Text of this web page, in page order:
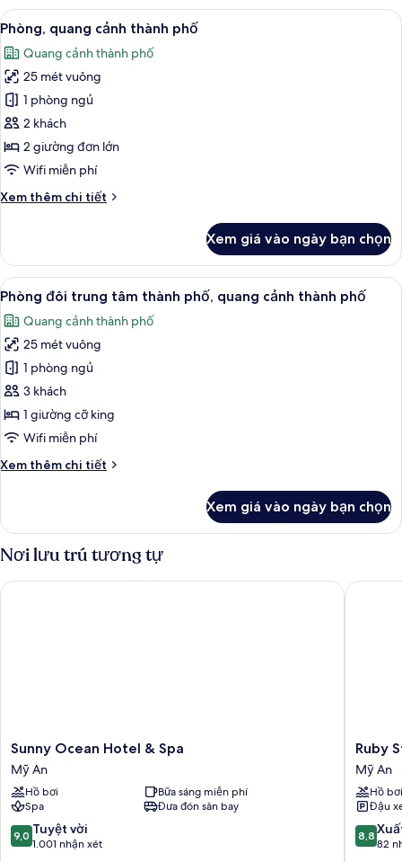
phòng
thông
quang
cảnh
biển
Xem
tất
cả
ảnh
Phòng,
quang
cảnh
thành
Phòng, quang cảnh thành phố | Bộ
5
Phòng, quang cảnh thành phố
Quang cảnh thành phố
25 mét vuông
1 phòng ngủ
2 khách
2 giường đơn lớn
Wifi miễn phí
Xem thêm chi tiết
Chi
Phòng,
quang
cảnh
thành
phố
Xem giá vào ngày bạn chọn
Xem
tất
cả
ảnh
Phòng
đôi
trung
tâm
phố,
thành
phố
Phòng đôi trung tâm thành phố,
6
Phòng đôi trung tâm thành phố, quang cảnh thành phố
Quang cảnh thành phố
25 mét vuông
1 phòng ngủ
3 khách
1 giường cỡ king
Wifi miễn phí
Xem thêm chi tiết
Chi
Phòng
trung
thành
Xem giá vào ngày bạn chọn
Nơi lưu trú tương tự
Sunny
Ocean
Hotel
&
Spa
Mỹ
An
Sunny Ocean Hotel & Spa
Mỹ An
Hồ bơi
Bữa sáng miễn phí
Spa
Đưa đón sân bay
9.0
trên
9,0 Tuyệt vời
1.001 nhận xét
Sunny Ocean Hotel & Spa
Ruby
Star
Hotel
Đà
Nẵng
Mỹ
An
Ruby
Mỹ An
Hồ bơi
Đậu
8.8
trên
8,8
82
Ruby